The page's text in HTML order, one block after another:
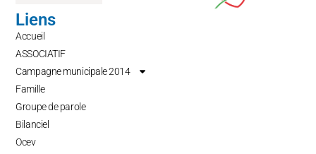
Liens
Accueil
ASSOCIATIF
Campagne municipale 2014
Famille
Groupe de parole
Bilanciel
Ocev